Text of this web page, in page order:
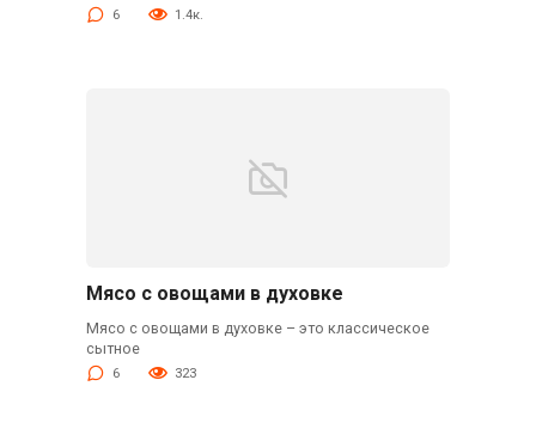
6 1.4к.
Мясо с овощами в духовке
Мясо с овощами в духовке – это классическое
сытное
6 323